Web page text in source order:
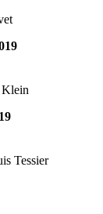
Klein
Tessier